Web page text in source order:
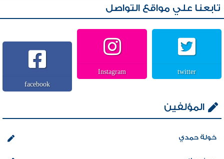
تابعنا علي مواقع التواصل
twitter
Instagram
facebook
المؤلفين
خولة حمدي